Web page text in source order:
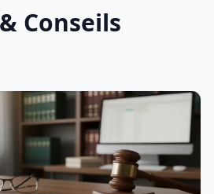
Conseils